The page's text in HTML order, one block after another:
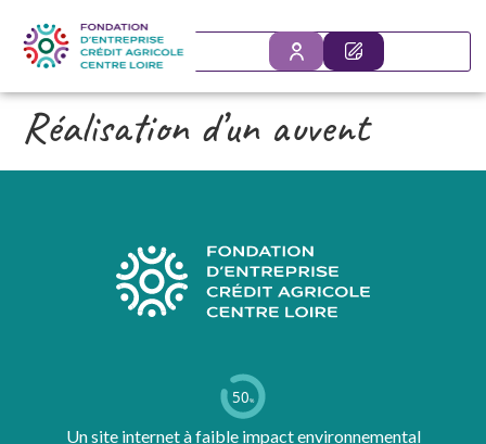
SE
CONNECTER
DÉPOSER
Réalisation d’un auvent
50%
Un site internet à faible impact environnemental